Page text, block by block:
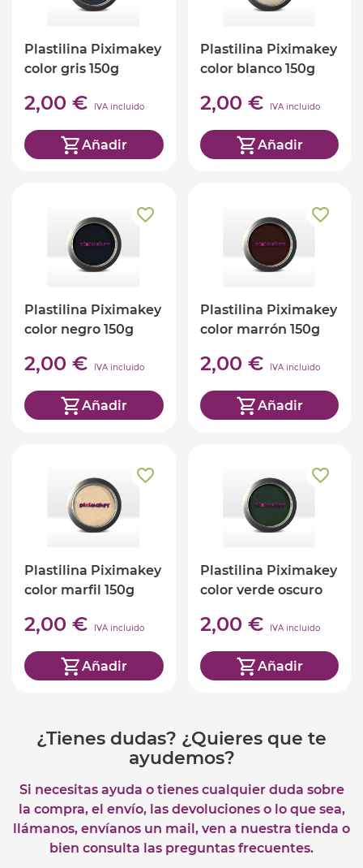
Plastilina Piximakey
color gris 150g
2,00 € IVA incluido
Añadir
Plastilina Piximakey
color blanco 150g
2,00 € IVA incluido
Añadir
Plastilina Piximakey
color negro 150g
2,00 € IVA incluido
Añadir
Plastilina Piximakey
color marrón 150g
2,00 € IVA incluido
Añadir
Plastilina Piximakey
color marfil 150g
2,00 € IVA incluido
Añadir
Plastilina Piximakey
color verde oscuro
2,00 € IVA incluido
Añadir
¿Tienes dudas? ¿Quieres que te
ayudemos?
Si necesitas ayuda o tienes cualquier duda sobre
la compra, el envío, las devoluciones o lo que sea,
llámanos, envíanos un mail, ven a nuestra tienda o
bien consulta las preguntas frecuentes.